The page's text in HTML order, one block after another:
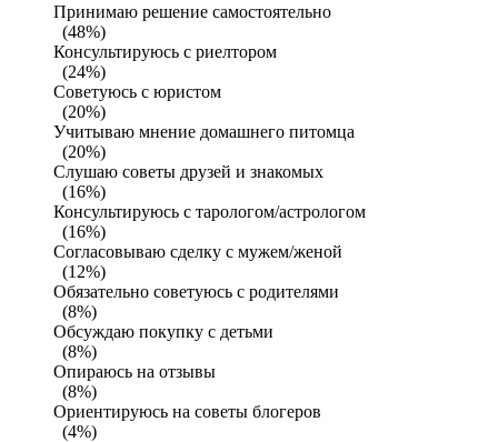
Принимаю решение самостоятельно
(48%)
Консультируюсь с риелтором
(24%)
Советуюсь с юристом
(20%)
Учитываю мнение домашнего питомца
(20%)
Слушаю советы друзей и знакомых
(16%)
Консультируюсь с тарологом/астрологом
(16%)
Согласовываю сделку с мужем/женой
(12%)
Обязательно советуюсь с родителями
(8%)
Обсуждаю покупку с детьми
(8%)
Опираюсь на отзывы
(8%)
Ориентируюсь на советы блогеров
(4%)